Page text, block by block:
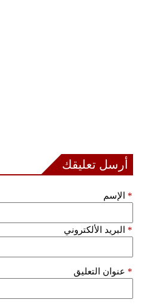
أرسل تعليقك
الإسم *
البريد الألكتروني *
عنوان التعليق *